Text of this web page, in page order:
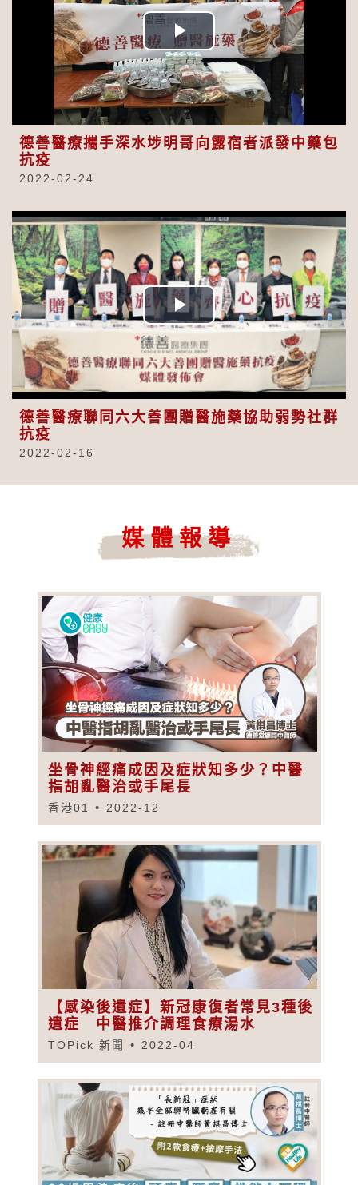
Play
Video
德善醫療攜手深水埗明哥向露宿者派發中藥包
抗疫
2022-02-24
Play
Video
德善醫療聯同六大善團贈醫施藥協助弱勢社群
抗疫
2022-02-16
媒體報導
坐骨神經痛成因及症狀知多少？中醫
指胡亂醫治或手尾長
香港01 2022-12
【感染後遺症】新冠康復者常見3種後
遺症 中醫推介調理食療湯水
TOPick 新聞 2022-04